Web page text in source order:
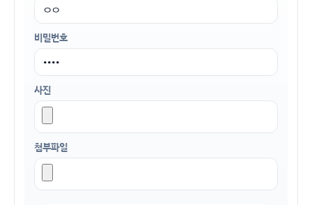
비밀번호
사진
첨부파일